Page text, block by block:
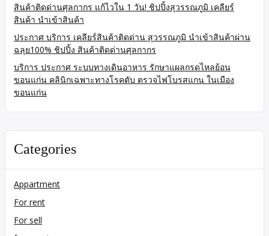
สินค้าติดด่านศุลกากร แก้ไวใน 1 วัน! ชิปปิ้งสุวรรณภูมิ เคลียร์
สินค้า นำเข้าสินค้า
ประกาศ บริการ เคลียร์สินค้าติดด่าน สุวรรณภูมิ นำเข้าสินค้าผ่าน
ฉลุย100% ชิปปิ้ง สินค้าติดด่านศุลกากร
บริการ ประกาศ ระบบทางเดินอาหาร รักษาแผลกรดไหลย้อน
ขอนแก่น คลินิกเฉพาะทางโรคตับ ตรวจไฟโบรสแกน ในเมือง
ขอนแก่น
Categories
Appartment
For rent
For sell